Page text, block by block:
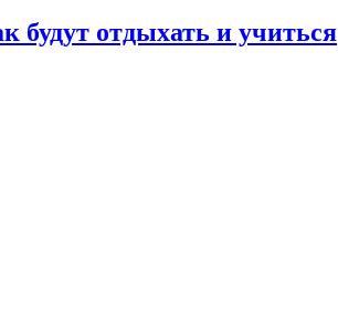
будут отдыхать и учиться